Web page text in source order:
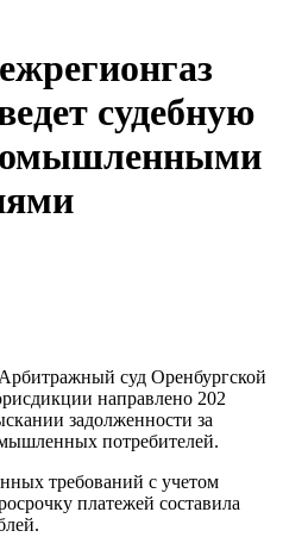
судебную
суд Оренбургской
направлено 202
задолженности за
потребителей.
требований с учетом
платежей составила